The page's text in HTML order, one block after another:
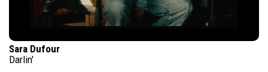
Sara Dufour
Darlin'